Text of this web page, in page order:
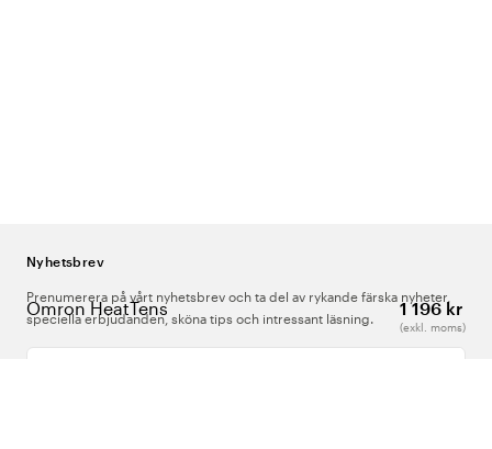
Omron HeatTens 1 196 kr
(exkl. moms)
Nyhetsbrev
Prenumerera på vårt nyhetsbrev och ta del av rykande färska nyheter,
speciella erbjudanden, sköna tips och intressant läsning.
Ange din e-postadress